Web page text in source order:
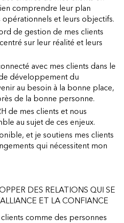
comprendre leur plan
opérationnels et leurs objectifs.
de gestion de mes clients
sur leur réalité et leurs
avec mes clients dans le
développement du
au besoin à la bonne place,
de la bonne personne.
de mes clients et nous
au sujet de ces enjeux.
et je soutiens mes clients
qui nécessitent mon
DES RELATIONS QUI SE
ET LA CONFIANCE
comme des personnes